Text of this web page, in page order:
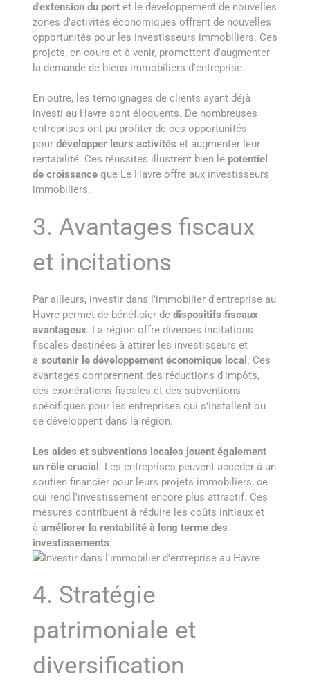
d'extension du port et le développement de nouvelles
zones d'activités économiques offrent de nouvelles
opportunités pour les investisseurs immobiliers. Ces
projets, en cours et à venir, promettent d'augmenter
la demande de biens immobiliers d'entreprise.
En outre, les témoignages de clients ayant déjà
investi au Havre sont éloquents. De nombreuses
entreprises ont pu profiter de ces opportunités
pourdévelopper leurs activités et augmenter leur
rentabilité. Ces réussites illustrent bien le potentiel
de croissanceque Le Havre offre aux investisseurs
immobiliers.
3. Avantages fiscaux
et incitations
Par ailleurs, investir dans l'immobilier d'entreprise au
Havre permet de bénéficier de dispositifs fiscaux
avantageux. La région offre diverses incitations
fiscales destinées à attirer les investisseurs et
à soutenir le développement économique local . Ces
avantages comprennent des réductions d'impôts,
des exonérations fiscales et des subventions
spécifiques pour les entreprises qui s'installent ou
se développent dans la région.
Les aides et subventions locales jouent également
un rôle crucial . Les entreprises peuvent accéder à un
soutien financier pour leurs projets immobiliers, ce
qui rend l'investissement encore plus attractif. Ces
mesures contribuent à réduire les coûts initiaux et
à améliorer la rentabilité à long terme des
investissements.
4. Stratégie
patrimoniale et
diversification